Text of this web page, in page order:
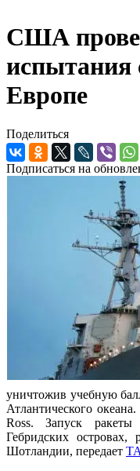
США
Европе
Поделиться
Подписаться на
уничтожив учебную
Атлантического
Ross. Запуск
Гебридских островах,
Шотландии, передает